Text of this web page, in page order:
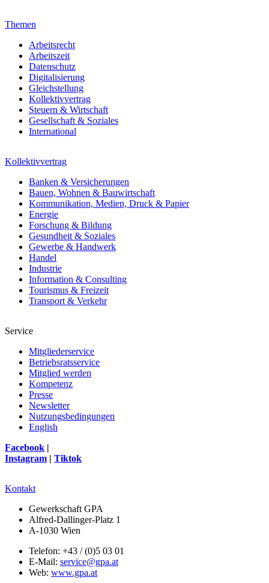
Themen
Arbeitsrecht
Arbeitszeit
Datenschutz
Digitalisierung
Gleichstellung
Kollektivvertrag
Steuern & Wirtschaft
Gesellschaft & Soziales
International
Kollektivvertrag
Banken & Versicherungen
Bauen, Wohnen & Bauwirtschaft
Kommunikation, Medien, Druck & Papier
Energie
Forschung & Bildung
Gesundheit & Soziales
Gewerbe & Handwerk
Handel
Industrie
Information & Consulting
Tourismus & Freizeit
Transport & Verkehr
Service
Mitgliederservice
Betriebsratsservice
Mitglied werden
Kompetenz
Presse
Newsletter
Nutzungsbedingungen
English
Facebook |
Instagram | Tiktok
Kontakt
Gewerkschaft GPA
Alfred-Dallinger-Platz 1
A-1030 Wien
Telefon: +43 / (0)5 03 01
E-Mail: service@gpa.at
Web: www.gpa.at